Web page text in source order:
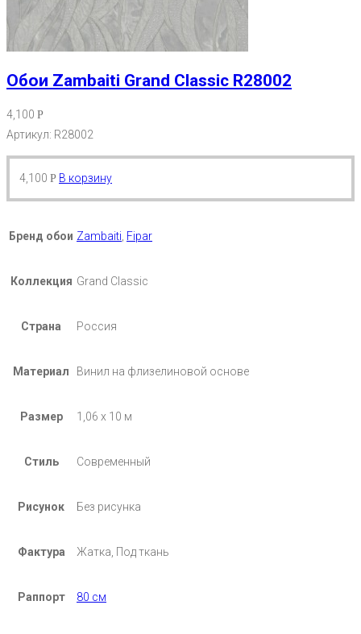
Обои Zambaiti Grand Classic R28002
4,100 Р
Артикул: R28002
4,100 Р В корзину
Бренд обои Zambaiti Fipar
Коллекция Grand Classic
Страна Россия
Материал Винил на флизелиновой основе
Размер 1,06 х 10 м
Стиль Современный
Рисунок Без рисунка
Фактура Жатка, Под ткань
Раппорт 80 см